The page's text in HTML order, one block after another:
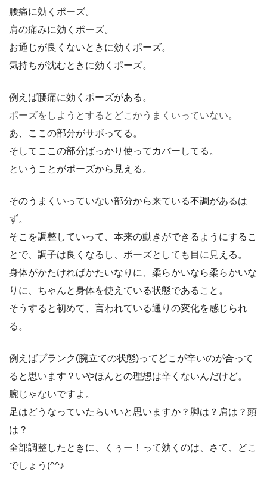
腰痛に効くポーズ。
肩の痛みに効くポーズ。
お通じが良くないときに効くポーズ。
気持ちが沈むときに効くポーズ。
例えば腰痛に効くポーズがある。
ポーズをしようとするとどこかうまくいっていない。
あ、ここの部分がサボってる。
そしてここの部分ばっかり使ってカバーしてる。
ということがポーズから見える。
そのうまくいっていない部分から来ている不調があるは
ず。
そこを調整していって、本来の動きができるようにするこ
とで、調子は良くなるし、ポーズとしても目に見える。
身体がかたければかたいなりに、柔らかいなら柔らかいな
りに、ちゃんと身体を使えている状態であること。
そうすると初めて、言われている通りの変化を感じられ
る。
例えばプランク(腕立ての状態)ってどこが辛いのが合って
ると思います？いやほんとの理想は辛くないんだけど。
腕じゃないですよ。
足はどうなっていたらいいと思いますか？脚は？肩は？頭
は？
全部調整したときに、くぅー！って効くのは、さて、どこ
でしょう(^^♪